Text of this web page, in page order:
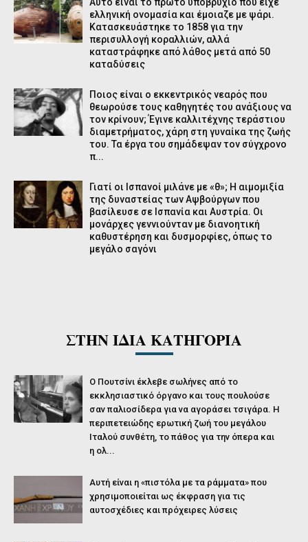
ελληνική ονομασία και έμοιαζε με ψάρι.
Κατασκευάστηκε το 1858 για την
περισυλλογή κοραλλιών, αλλά
καταστράφηκε από λάθος μετά από 50
καταδύσεις
Ποιος είναι ο εκκεντρικός νεαρός που
θεωρούσε τους καθηγητές του ανάξιους να
τον κρίνουν; Έγινε καλλιτέχνης τεράστιου
διαμετρήματος, χάρη στη γυναίκα της ζωής
του. Τα έργα του σημάδεψαν τον σύγχρονο
π...
Γιατί οι Ισπανοί μιλάνε με «θ»; Η αιμομιξία
της δυναστείας των Αψβούργων που
βασίλευσε σε Ισπανία και Αυστρία. Οι
μονάρχες γεννιούνταν με διανοητική
καθυστέρηση και δυσμορφίες, όπως το
μεγάλο σαγόνι
ΣΤΗΝ ΙΔΙΑ ΚΑΤΗΓΟΡΙΑ
O Πουτσίνι έκλεβε σωλήνες από το
εκκλησιαστικό όργανο και τους πουλούσε
σαν παλιοσίδερα για να αγοράσει τσιγάρα. Η
περιπετειώδης ερωτική ζωή του μεγάλου
Ιταλού συνθέτη, το πάθος για την όπερα και
η ολ...
Αυτή είναι η «πιστόλα με τα ράμματα» που
χρησιμοποιείται ως έκφραση για τις
αυτοσχέδιες και πρόχειρες λύσεις